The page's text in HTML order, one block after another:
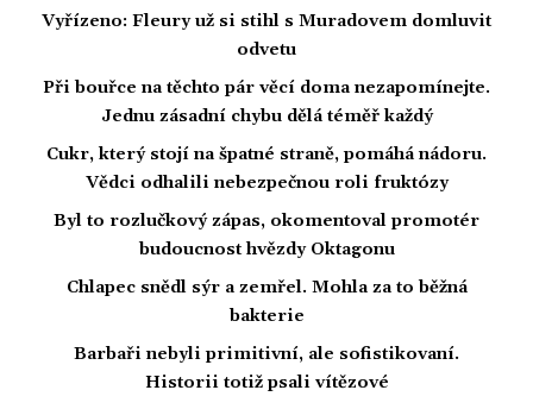
Vyřízeno: Fleury už si stihl s Muradovem domluvit
odvetu
Při bouřce na těchto pár věcí doma nezapomínejte.
Jednu zásadní chybu dělá téměř každý
Cukr, který stojí na špatné straně, pomáhá nádoru.
Vědci odhalili nebezpečnou roli fruktózy
Byl to rozlučkový zápas, okomentoval promotér
budoucnost hvězdy Oktagonu
Chlapec snědl sýr a zemřel. Mohla za to běžná
bakterie
Barbaři nebyli primitivní, ale sofistikovaní.
Historii totiž psali vítězové